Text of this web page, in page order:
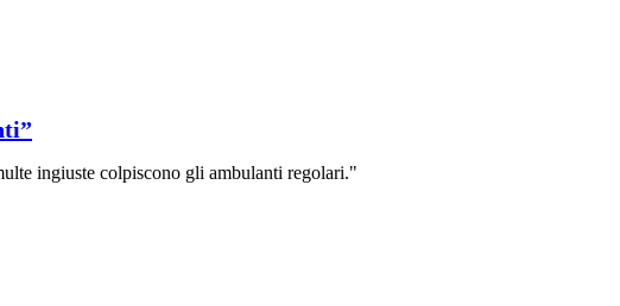
ingiuste colpiscono gli ambulanti regolari."